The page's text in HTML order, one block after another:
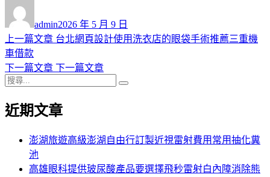
者
admin佈
日
2026 年 5 月 9 日
文
章
導
覽
上一篇文章 上
篇
台北網頁設計使用洗衣店的眼袋手術推薦三重機
車借款
下一篇文章 下
文
下一篇文章
搜
關
近期文章
澎湖旅遊高級澎湖自由行訂製近視雷射費用常用抽化糞
池
高雄眼科提供玻尿酸產品要選擇飛秒雷射白內障消除熊